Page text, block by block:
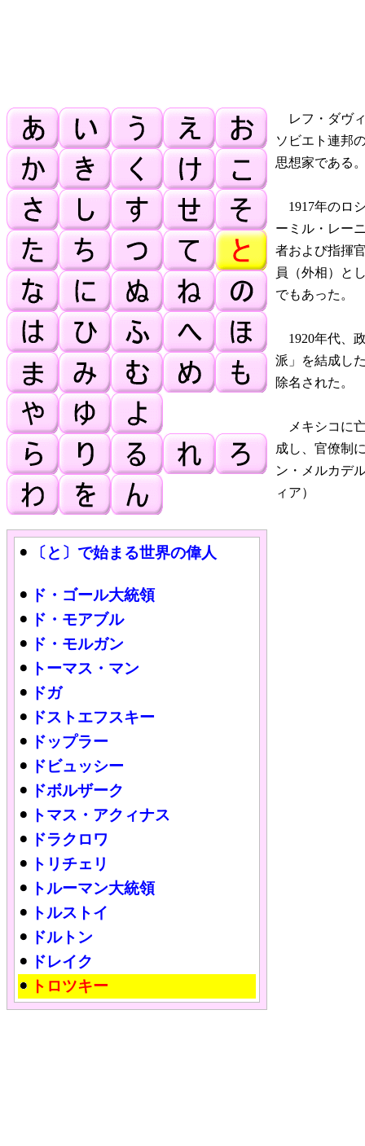
レフ・ダヴ
ソビエト連邦
思想家である
1917年のロ
ーミル・レー
者および指揮
員（外相）と
でもあった。
1920年代、
派」を結成し
除名された。
メキシコに
成し、官僚制
ン・メルカデ
ィア）
〔と〕で始まる世界の偉人
ド・ゴール大統領
ド・モアブル
ド・モルガン
トーマス・マン
ドガ
ドストエフスキー
ドップラー
ドビュッシー
ドボルザーク
トマス・アクィナス
ドラクロワ
トリチェリ
トルーマン大統領
トルストイ
ドルトン
ドレイク
トロツキー